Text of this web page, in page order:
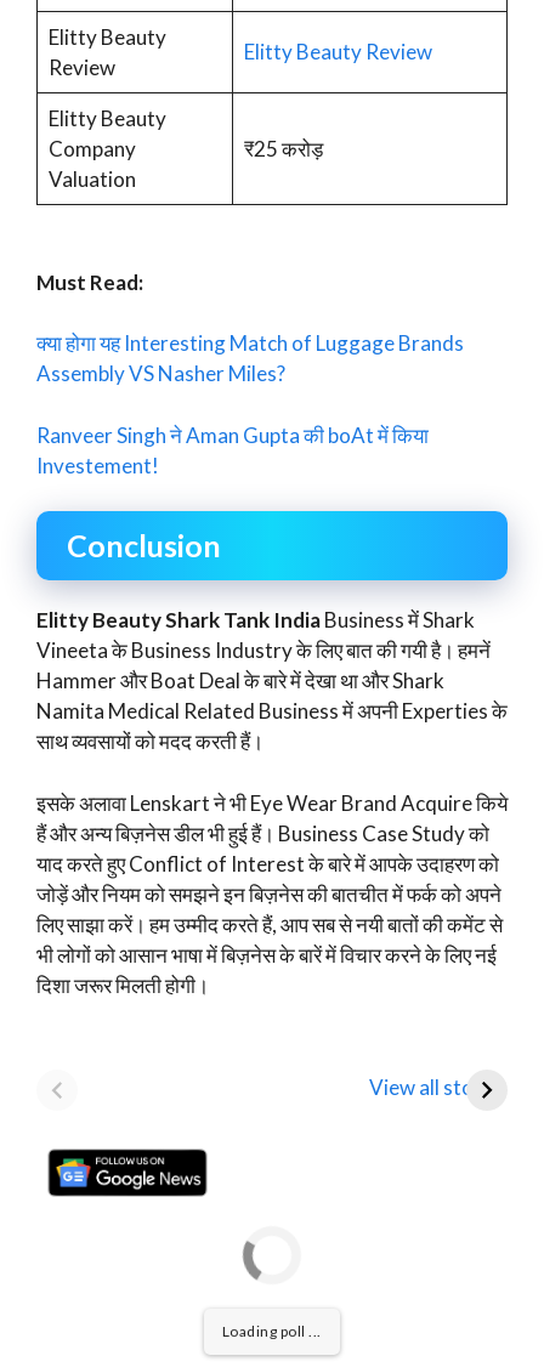
Elitty Beauty
Review
Elitty Beauty Review
Elitty Beauty
Company
Valuation
₹25 करोड़
Must Read:
क्या होगा यह Interesting Match of Luggage Brands
Assembly VS Nasher Miles?
Ranveer Singh ने Aman Gupta की boAt में किया
Investement!
Conclusion
Elitty Beauty Shark Tank IndiaBusiness में Shark
Vineeta के Business Industry के लिए बात की गयी है। हमनें
Hammer और Boat Deal के बारे में देखा था और Shark
Namita Medical Related Business में अपनी Experties के
साथ व्यवसायों को मदद करती हैं।
इसके अलावा Lenskart ने भी Eye Wear Brand Acquire किये
हैं और अन्य बिज़नेस डील भी हुई हैं। Business Case Study को
याद करते हुए Conflict of Interest के बारे में आपके उदाहरण को
जोड़ें और नियम को समझने इन बिज़नेस की बातचीत में फर्क को अपने
लिए साझा करें। हम उम्मीद करते हैं, आप सब से नयी बातों की कमेंट से
भी लोगों को आसान भाषा में बिज़नेस के बारें में विचार करने के लिए नई
दिशा जरूर मिलती होगी।
View all stories
Parent Honasa
Shares Fall Below
Loading poll ...